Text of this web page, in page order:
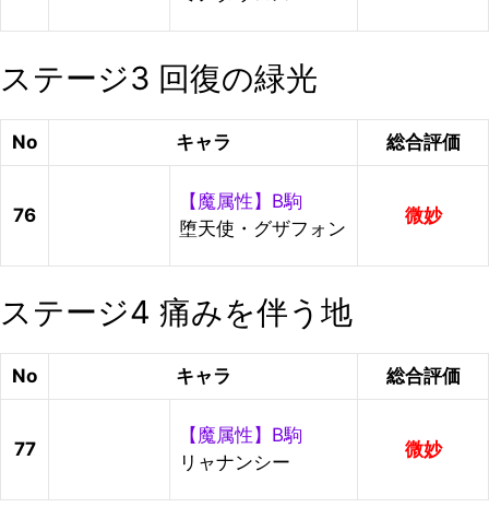
ステージ3 回復の緑光
No キャラ 総合評価
76
【魔属性】B駒
堕天使・グザフォン
微妙
ステージ4 痛みを伴う地
No キャラ 総合評価
77
【魔属性】B駒
リャナンシー
微妙